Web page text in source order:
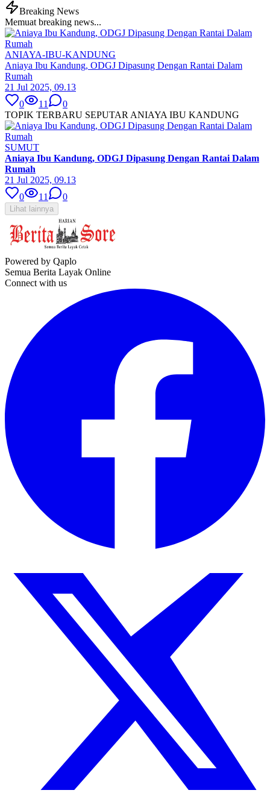
Breaking News
Memuat breaking news...
ANIAYA-IBU-KANDUNG
Aniaya Ibu Kandung, ODGJ Dipasung Dengan Rantai Dalam
Rumah
21 Jul 2025, 09.13
0
11
0
TOPIK TERBARU SEPUTAR ANIAYA IBU KANDUNG
SUMUT
Aniaya Ibu Kandung, ODGJ Dipasung Dengan Rantai Dalam
Rumah
21 Jul 2025, 09.13
0
11 0
Lihat lainnya
Powered by Qaplo
Semua Berita Layak Online
Connect with us